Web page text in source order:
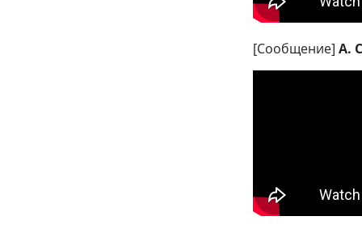
[Сообщение]А.